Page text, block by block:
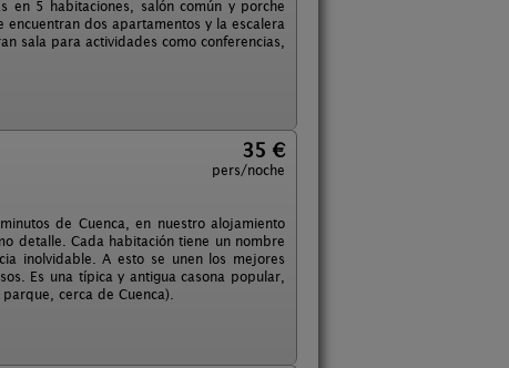
en 5 habitaciones, salón común y porche
dos apartamentos y la escalera
sala para actividades como conferencias,
35 €
pers/noche
de Cuenca, en nuestro alojamiento
detalle. Cada habitación tiene un nombre
inolvidable. A esto se unen los mejores
Es una típica y antigua casona popular,
cerca de Cuenca).